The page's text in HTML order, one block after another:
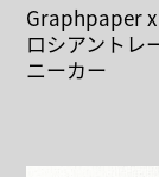
Graphpaper x
ロシアントレ
ニーカー